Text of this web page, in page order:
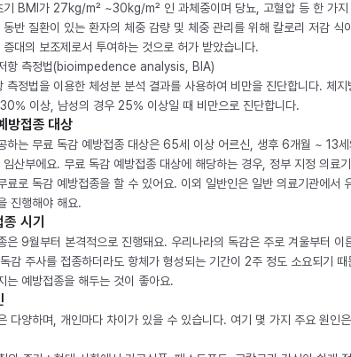
기 BMI가 27kg/m² ~30kg/m² 인 과체중이며 당뇨, 고혈압 등 한 가지
반 질환이 있는 환자의 체중 감량 및 체중 관리를 위해 칼로리 저감 식
대의 보조제로서 투여하는 것으로 허가 받았습니다.
항 측정법(bioimpedence analysis, BIA)
측정법을 이용한 체성분 분석 결과를 사용하여 비만을 진단합니다. 체지
이상, 남성의 경우 25% 이상일 때 비만으로 진단합니다.
방접종 대상
하는 무료 독감 예방접종 대상은 65세 이상 어르신, 생후 6개월 ~ 13
임산부에요. 무료 독감 예방접종 대상에 해당하는 경우, 정부 지정 의료
료로 독감 예방접종을 할 수 있어요. 이외 일반인은 일반 의료기관에서
진행해야 해요.
시기
은 9월부터 본격적으로 진행돼요. 우리나라의 독감은 주로 겨울부터 이
감 주사를 접종하더라도 항체가 형성되는 기간이 2주 정도 소요되기 때
는 예방접종을 해두는 것이 좋아요.
다양하며, 개인마다 차이가 있을 수 있습니다. 여기 몇 가지 주요 원인